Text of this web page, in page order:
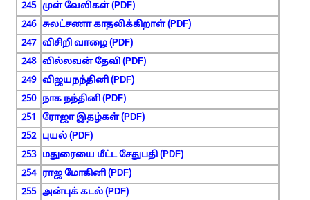
245 முள் வேலிகள் (PDF)
246 சுலட்சணா காதலிக்கிறாள் (PDF)
247 விசிறி வாழை (PDF)
248 வில்லவன் தேவி (PDF)
249 விஜயநந்தினி (PDF)
250
நாக நந்தினி (PDF)
251
ரோஜா இதழ்கள் (PDF)
252
புயல் (PDF)
253
மதுரையை மீட்ட சேதுபதி (PDF)
254
ராஜ மோகினி (PDF)
255 அன்புக் கடல் (PDF)